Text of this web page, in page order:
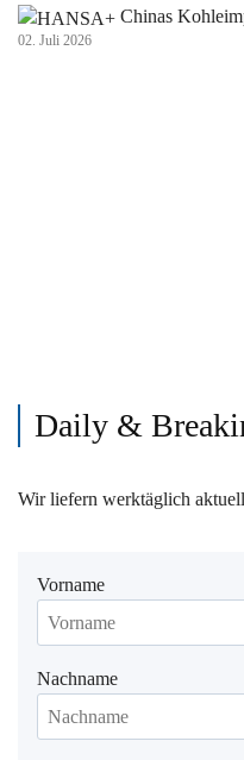
Chinas
02. Juli 2026
Daily &
Wir liefern werktäglich
Vorname
Nachname